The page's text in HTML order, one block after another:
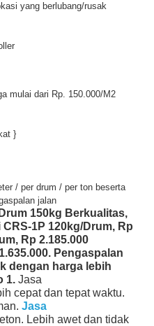
yang berlubang/rusak
mulai dari Rp. 150.000/M2
}
/ per drum / per ton beserta
jalan
Drum 150kg Berkualitas,
CRS-1P 120kg/Drum, Rp
Rp 2.185.000
Pengaspalan
dengan harga lebih
1. Jasa
cepat dan tepat waktu.
Jasa
Lebih awet dan tidak